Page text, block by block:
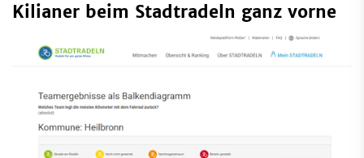
Kilianer beim Stadtradeln ganz vorne